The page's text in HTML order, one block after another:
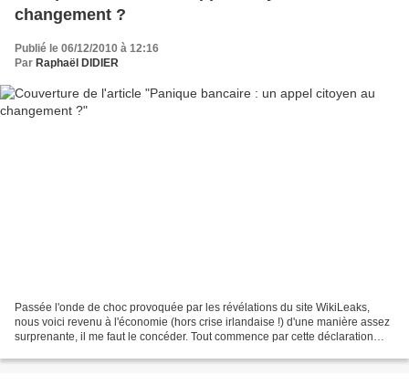
changement ?
Publié le 06/12/2010 à 12:16
Par Raphaël DIDIER
Passée l'onde de choc provoquée par les révélations du site WikiLeaks,
nous voici revenu à l'économie (hors crise irlandaise !) d'une manière assez
surprenante, il me faut le concéder. Tout commence par cette déclaration